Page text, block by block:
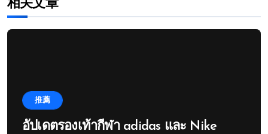
相关文章
推薦
อัปเดตรองเท้ากีฬา adidas และ Nike